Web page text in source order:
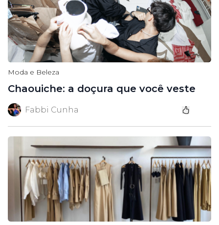
Moda e Beleza
Chaouiche: a doçura que você veste
Fabbi Cunha